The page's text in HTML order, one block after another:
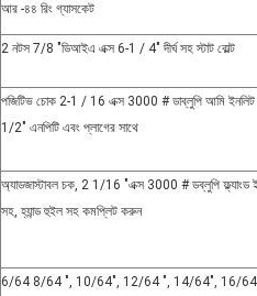
আর -৪৪ রিং গ্যাসকেট
2 নটস 7/8 "ডিআইএ এক্স 6-1 / 4" দীর্ঘ সহ স্টাট বোল্ট
পজিটিভ চোক 2-1 / 16 এক্স 3000 # ডাব্লুপি আমি ইনলিট
1/2" এনপিটি এবং প্লাগের সাথে
অ্যাডজাস্টাবল চক, 2 1/16 "এক্স 3000 # ডব্লুপি ফ্ল্যাংড
সহ, হ্যান্ড হুইল সহ কমপ্লিট করুন
6/64 8/64 ", 10/64", 12/64 ", 14/64", 16/64 ",